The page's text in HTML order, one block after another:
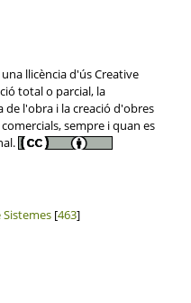
llicència d'ús Creative
total o parcial, la
l'obra i la creació d'obres
sempre i quan es
[463]